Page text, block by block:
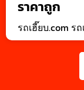
ราคาถูก
รถเฮี๊ยบ.com ร